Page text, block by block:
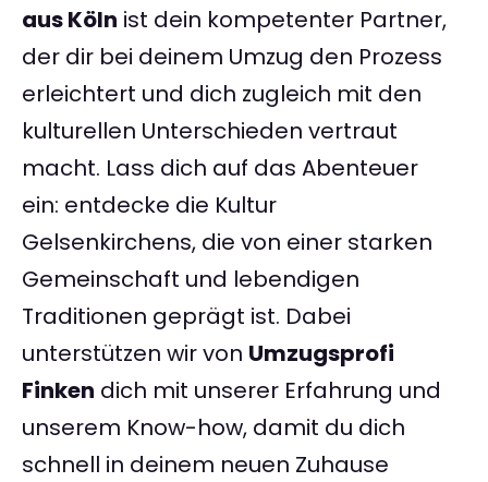
aus Köln ist dein kompetenter Partner,
der dir bei deinem Umzug den Prozess
erleichtert und dich zugleich mit den
kulturellen Unterschieden vertraut
macht. Lass dich auf das Abenteuer
ein: entdecke die Kultur
Gelsenkirchens, die von einer starken
Gemeinschaft und lebendigen
Traditionen geprägt ist. Dabei
unterstützen wir von Umzugsprofi
Finken dich mit unserer Erfahrung und
unserem Know-how, damit du dich
schnell in deinem neuen Zuhause